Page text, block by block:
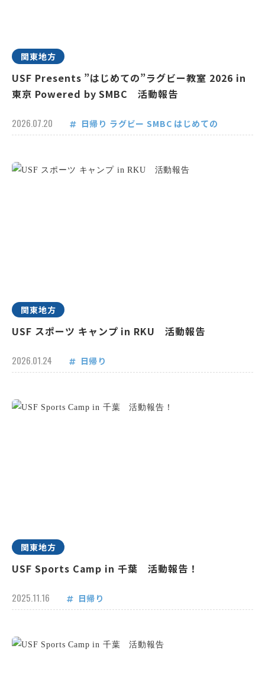
関東地方
USF Presents ”はじめての”ラグビー教室 2026 in
東京 Powered by SMBC 活動報告
2026.07.20 日帰り ラグビー SMBC はじめての
関東地方
USF スポーツ キャンプ in RKU 活動報告
2026.01.24 日帰り
関東地方
USF Sports Camp in 千葉 活動報告！
2025.11.16 日帰り